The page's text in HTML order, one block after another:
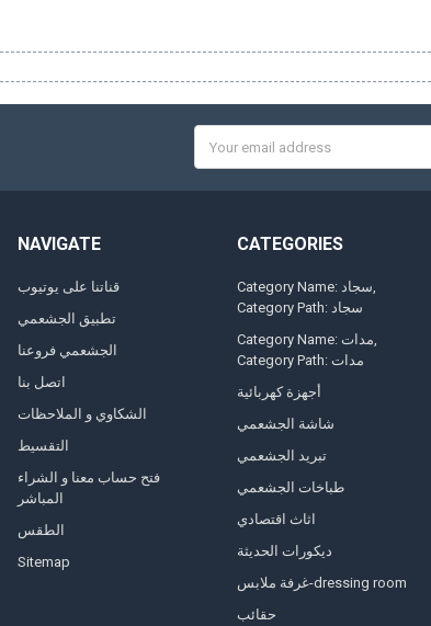
Address
NAVIGATE
قناتنا على يوتيوب
تطبيق الجشعمي
الجشعمي فروعنا
اتصل بنا
الشكاوي و الملاحظات
التقسيط
فتح حساب معنا و الشراء
المباشر
الطقس
Sitemap
CATEGORIES
Category Name: سجاد,
Category Path: سجاد
Category Name: مدات,
Category Path: مدات
أجهزة كهربائية
شاشة الجشعمي
تبريد الجشعمي
طباخات الجشعمي
اثاث اقتصادي
ديكورات الحديثة
غرفة ملابس-dressing room
حقائب